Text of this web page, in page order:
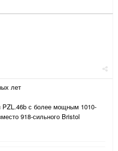
лет
PZL.46b с более мощным 1010-
918-сильного Bristol